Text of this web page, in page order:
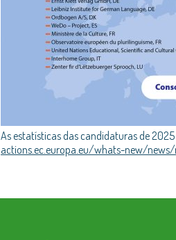
As estatísticas das candidaturas de
actions.ec.europa.eu/whats-new/